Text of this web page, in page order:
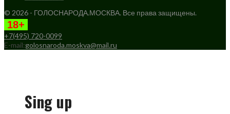
© 2026 - ГОЛОСНАРОДА.МОСКВА. Все права защищены.
18+
+7(495) 720-0099
E-mail:golosnaroda.moskva@mail.ru
Sing up